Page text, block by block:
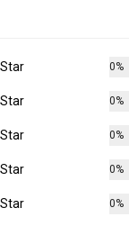
0%
0%
0%
0%
0%